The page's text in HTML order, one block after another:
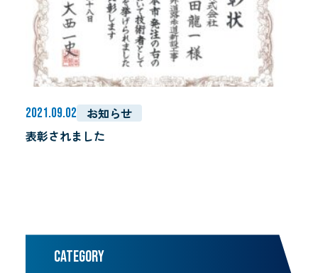
2021.09.02
お知らせ
表彰されました
CATEGORY